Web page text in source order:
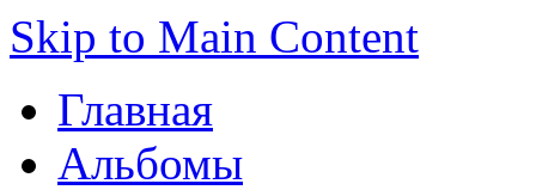
Skip to Main Content
Главная
Альбомы